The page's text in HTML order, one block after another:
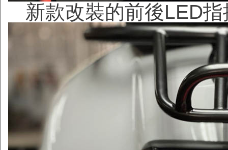
新款改裝的前後LED